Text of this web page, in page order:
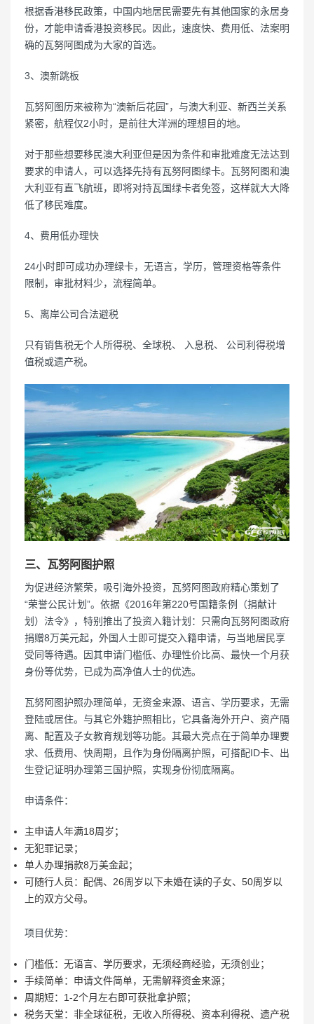
根据香港移民政策，中国内地居民需要先有其他国家的永居身
份，才能申请香港投资移民。因此，速度快、费用低、法案明
确的瓦努阿图成为大家的首选。
3、澳新跳板
瓦努阿图历来被称为“澳新后花园”，与澳大利亚、新西兰关系
紧密，航程仅2小时，是前往大洋洲的理想目的地。
对于那些想要移民澳大利亚但是因为条件和审批难度无法达到
要求的申请人，可以选择先持有瓦努阿图绿卡。瓦努阿图和澳
大利亚有直飞航班，即将对持瓦国绿卡者免签，这样就大大降
低了移民难度。
4、费用低办理快
24小时即可成功办理绿卡，无语言，学历，管理资格等条件
限制，审批材料少，流程简单。
5、离岸公司合法避税
只有销售税无个人所得税、全球税、 入息税、 公司利得税增
值税或遗产税。
三、瓦努阿图护照
为促进经济繁荣，吸引海外投资，瓦努阿图政府精心策划了
“荣誉公民计划”。依据《2016年第220号国籍条例（捐献计
划）法令》，特别推出了投资入籍计划：只需向瓦努阿图政府
捐赠8万美元起，外国人士即可提交入籍申请，与当地居民享
受同等待遇。因其申请门槛低、办理性价比高、最快一个月获
身份等优势，已成为高净值人士的优选。
瓦努阿图护照办理简单，无资金来源、语言、学历要求，无需
登陆或居住。与其它外籍护照相比，它具备海外开户、资产隔
离、配置及子女教育规划等功能。其最大亮点在于简单办理要
求、低费用、快周期，且作为身份隔离护照，可搭配ID卡、出
生登记证明办理第三国护照，实现身份彻底隔离。
申请条件：
主申请人年满18周岁；
无犯罪记录；
单人办理捐款8万美金起；
可随行人员：配偶、26周岁以下未婚在读的子女、50周岁以
上的双方父母。
项目优势：
门槛低：无语言、学历要求，无须经商经验，无须创业；
手续简单：申请文件简单，无需解释资金来源；
周期短：1-2个月左右即可获批拿护照；
税务天堂：非全球征税，无收入所得税、资本利得税、遗产税